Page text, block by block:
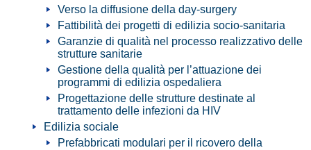
Verso la diffusione della day-surgery
Fattibilità dei progetti di edilizia socio-sanitaria
Garanzie di qualità nel processo realizzativo delle
strutture sanitarie
Gestione della qualità per l’attuazione dei
programmi di edilizia ospedaliera
Progettazione delle strutture destinate al
trattamento delle infezioni da HIV
Edilizia sociale
Prefabbricati modulari per il ricovero della